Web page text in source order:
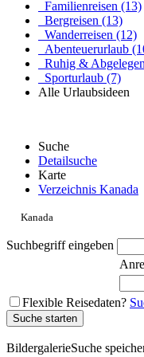
Familienreisen (13)
Bergreisen (13)
Wanderreisen (12)
Abenteuerurlaub
Ruhig &
Sporturlaub (7)
Alle Urlaubsideen
Suche
Detailsuche
Karte
Verzeichnis Kanada
Kanada
Suchbegriff eingeben
Flexible Reisedaten?
BildergalerieSuche